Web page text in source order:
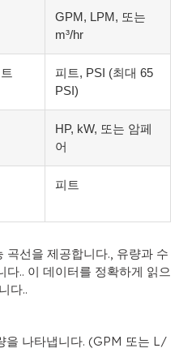
GPM, LPM, 또는
m³/hr
피트, PSI (최대 65
PSI)
HP, kW, 또는 암페
어
피트
곡선을 제공합니다., 유량과 수
.. 이 데이터를 정확하게 읽으
다..
을 나타냅니다. (GPM 또는 L/